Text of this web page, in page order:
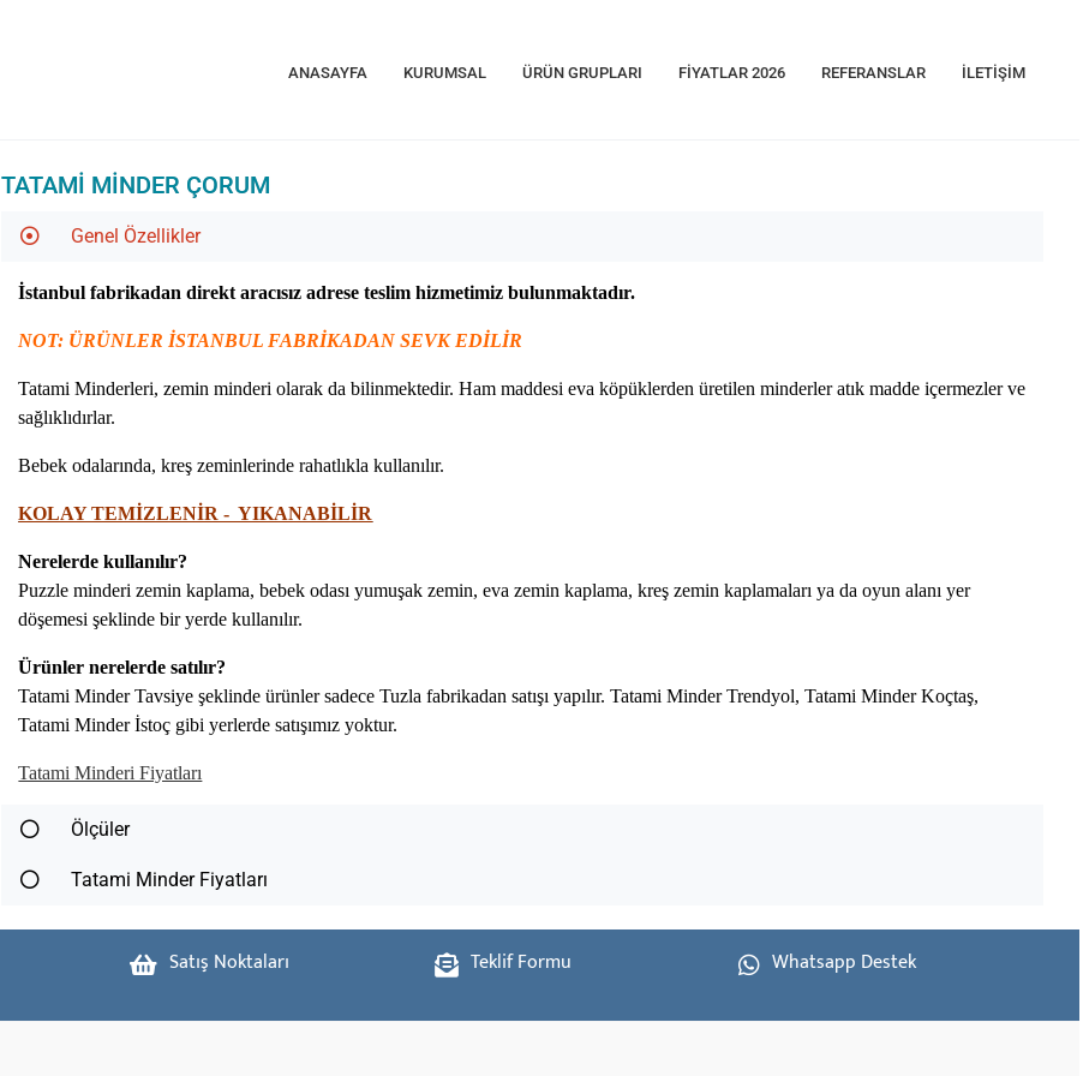
ANASAYFA KURUMSAL ÜRÜN GRUPLARI FIYATLAR 2026 REFERANSLAR İLETIŞIM
TATAMI MINDER ÇORUM
Genel Özellikler
İstanbul fabrikadan direkt aracısız adrese teslim hizmetimiz bulunmaktadır.
NOT: ÜRÜNLER İSTANBUL FABRİKADAN SEVK EDİLİR
Tatami Minderleri, zemin minderi olarak da bilinmektedir. Ham maddesi eva köpüklerden üretilen minderler atık madde içermezler ve
sağlıklıdırlar.
Bebek odalarında, kreş zeminlerinde rahatlıkla kullanılır.
KOLAY TEMİZLENİR - YIKANABİLİR
Nerelerde kullanılır?
Puzzle minderi zemin kaplama, bebek odası yumuşak zemin, eva zemin kaplama, kreş zemin kaplamaları ya da oyun alanı yer
döşemesi şeklinde bir yerde kullanılır.
Ürünler nerelerde satılır?
Tatami Minder Tavsiye şeklinde ürünler sadece Tuzla fabrikadan satışı yapılır. Tatami Minder Trendyol, Tatami Minder Koçtaş,
Tatami Minder İstoç gibi yerlerde satışımız yoktur.
Tatami Minderi Fiyatları
Ölçüler
Tatami Minder Fiyatları
Satış Noktaları Teklif Formu Whatsapp Destek